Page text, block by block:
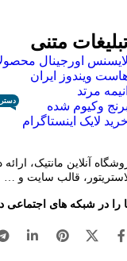
متنی
اورجینال
ویندوز ایران
مرتد
وکیوم شده
لایک اینستاگرام
آنلاین مانتیک،
قالب سایت و …
را در شبکه های اجتماعی